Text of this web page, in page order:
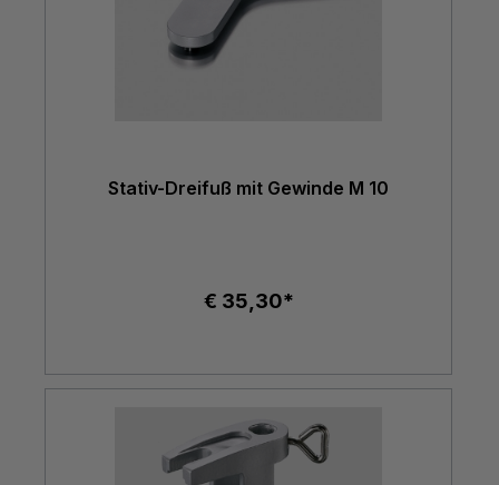
Stativ-Dreifuß mit Gewinde M 10
€ 35,30*